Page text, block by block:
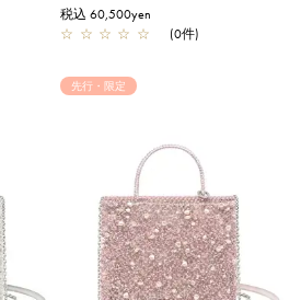
税込 60,500yen
☆ ☆ ☆ ☆ ☆ (0件)
先行・限定